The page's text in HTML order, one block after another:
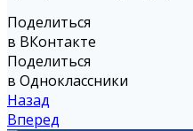
Поделиться
в ВКонтакте
Поделиться
в Одноклассники
Назад
Вперед